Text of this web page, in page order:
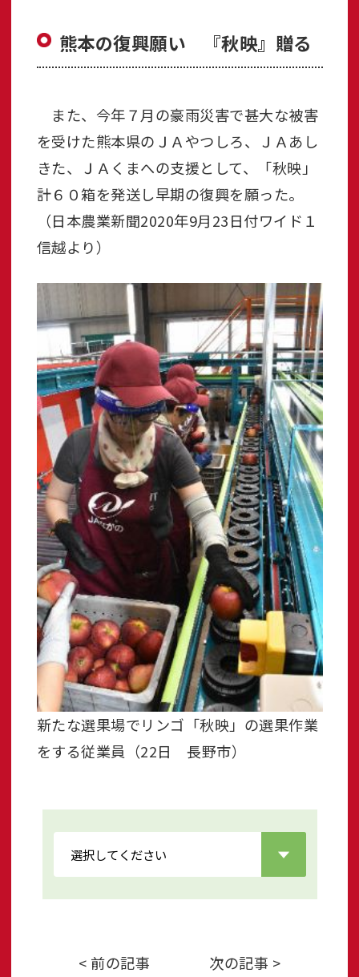
熊本の復興願い 『秋映』贈る
また、今年７月の豪雨災害で甚大な被害
を受けた熊本県のＪＡやつしろ、ＪＡあし
きた、ＪＡくまへの支援として、「秋映」
計６０箱を発送し早期の復興を願った。
（日本農業新聞2020年9月23日付ワイド１
信越より）
新たな選果場でリンゴ「秋映」の選果作業
をする従業員（22日 長野市）
< 前の記事 次の記事 >